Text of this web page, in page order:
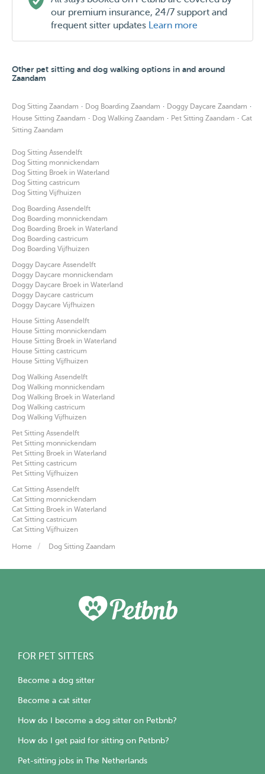
our premium insurance, 24/7 support and
frequent sitter updates Learn more
Other pet sitting and dog walking options in and around
Zaandam
Dog Sitting Zaandam · Dog Boarding Zaandam · Doggy Daycare Zaandam ·
House Sitting Zaandam · Dog Walking Zaandam · Pet Sitting Zaandam · Cat
Sitting Zaandam
Dog Sitting Assendelft
Dog Sitting monnickendam
Dog Sitting Broek in Waterland
Dog Sitting castricum
Dog Sitting Vijfhuizen
Dog Boarding Assendelft
Dog Boarding monnickendam
Dog Boarding Broek in Waterland
Dog Boarding castricum
Dog Boarding Vijfhuizen
Doggy Daycare Assendelft
Doggy Daycare monnickendam
Doggy Daycare Broek in Waterland
Doggy Daycare castricum
Doggy Daycare Vijfhuizen
House Sitting Assendelft
House Sitting monnickendam
House Sitting Broek in Waterland
House Sitting castricum
House Sitting Vijfhuizen
Dog Walking Assendelft
Dog Walking monnickendam
Dog Walking Broek in Waterland
Dog Walking castricum
Dog Walking Vijfhuizen
Pet Sitting Assendelft
Pet Sitting monnickendam
Pet Sitting Broek in Waterland
Pet Sitting castricum
Pet Sitting Vijfhuizen
Cat Sitting Assendelft
Cat Sitting monnickendam
Cat Sitting Broek in Waterland
Cat Sitting castricum
Cat Sitting Vijfhuizen
Home Dog Sitting Zaandam
FOR PET SITTERS
Become a dog sitter
Become a cat sitter
How do I become a dog sitter on Petbnb?
How do I get paid for sitting on Petbnb?
Pet-sitting jobs in The Netherlands